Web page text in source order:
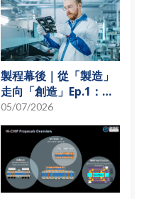
製程幕後｜從「製造」
走向「創造」Ep.1：揭
秘 USI技術先行軍
05/07/2026